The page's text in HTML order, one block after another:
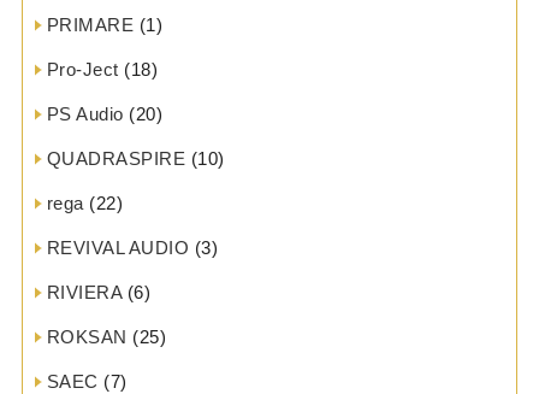
PRIMARE (1)
Pro-Ject (18)
PS Audio (20)
QUADRASPIRE (10)
rega (22)
REVIVAL AUDIO (3)
RIVIERA(6)
ROKSAN (25)
SAEC (7)